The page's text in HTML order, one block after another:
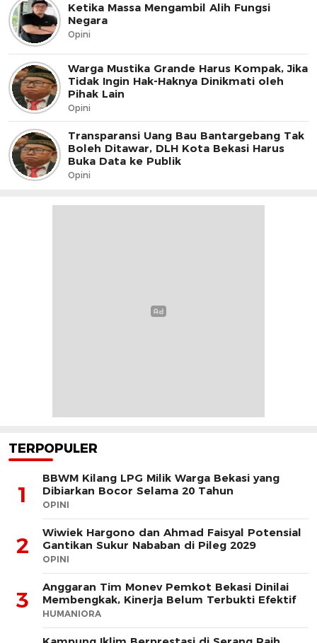
Ketika Massa Mengambil Alih Fungsi
Negara
Opini
Warga Mustika Grande Harus Kompak, Jika
Tidak Ingin Hak-Haknya Dinikmati oleh
Pihak Lain
Opini
Transparansi Uang Bau Bantargebang Tak
Boleh Ditawar, DLH Kota Bekasi Harus
Buka Data ke Publik
Opini
TERPOPULER
1
BBWM Kilang LPG Milik Warga Bekasi yang
Dibiarkan Bocor Selama 20 Tahun
OPINI
2
Wiwiek Hargono dan Ahmad Faisyal Potensial
Gantikan Sukur Nababan di Pileg 2029
OPINI
3
Anggaran Tim Monev Pemkot Bekasi Dinilai
Membengkak, Kinerja Belum Terbukti Efektif
HUMANIORA